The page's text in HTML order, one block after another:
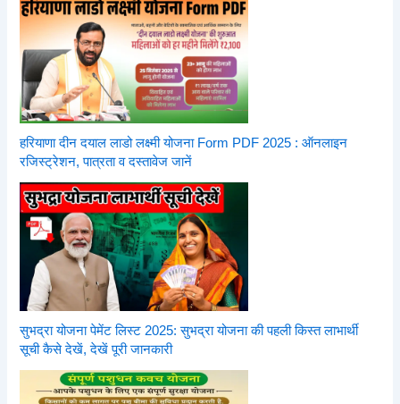
हरियाणा दीन दयाल लाडो लक्ष्मी योजना Form PDF 2025 : ऑनलाइन
रजिस्ट्रेशन, पात्रता व दस्तावेज जानें
सुभद्रा योजना पेमेंट लिस्ट 2025: सुभद्रा योजना की पहली किस्त लाभार्थी
सूची कैसे देखें, देखें पूरी जानकारी